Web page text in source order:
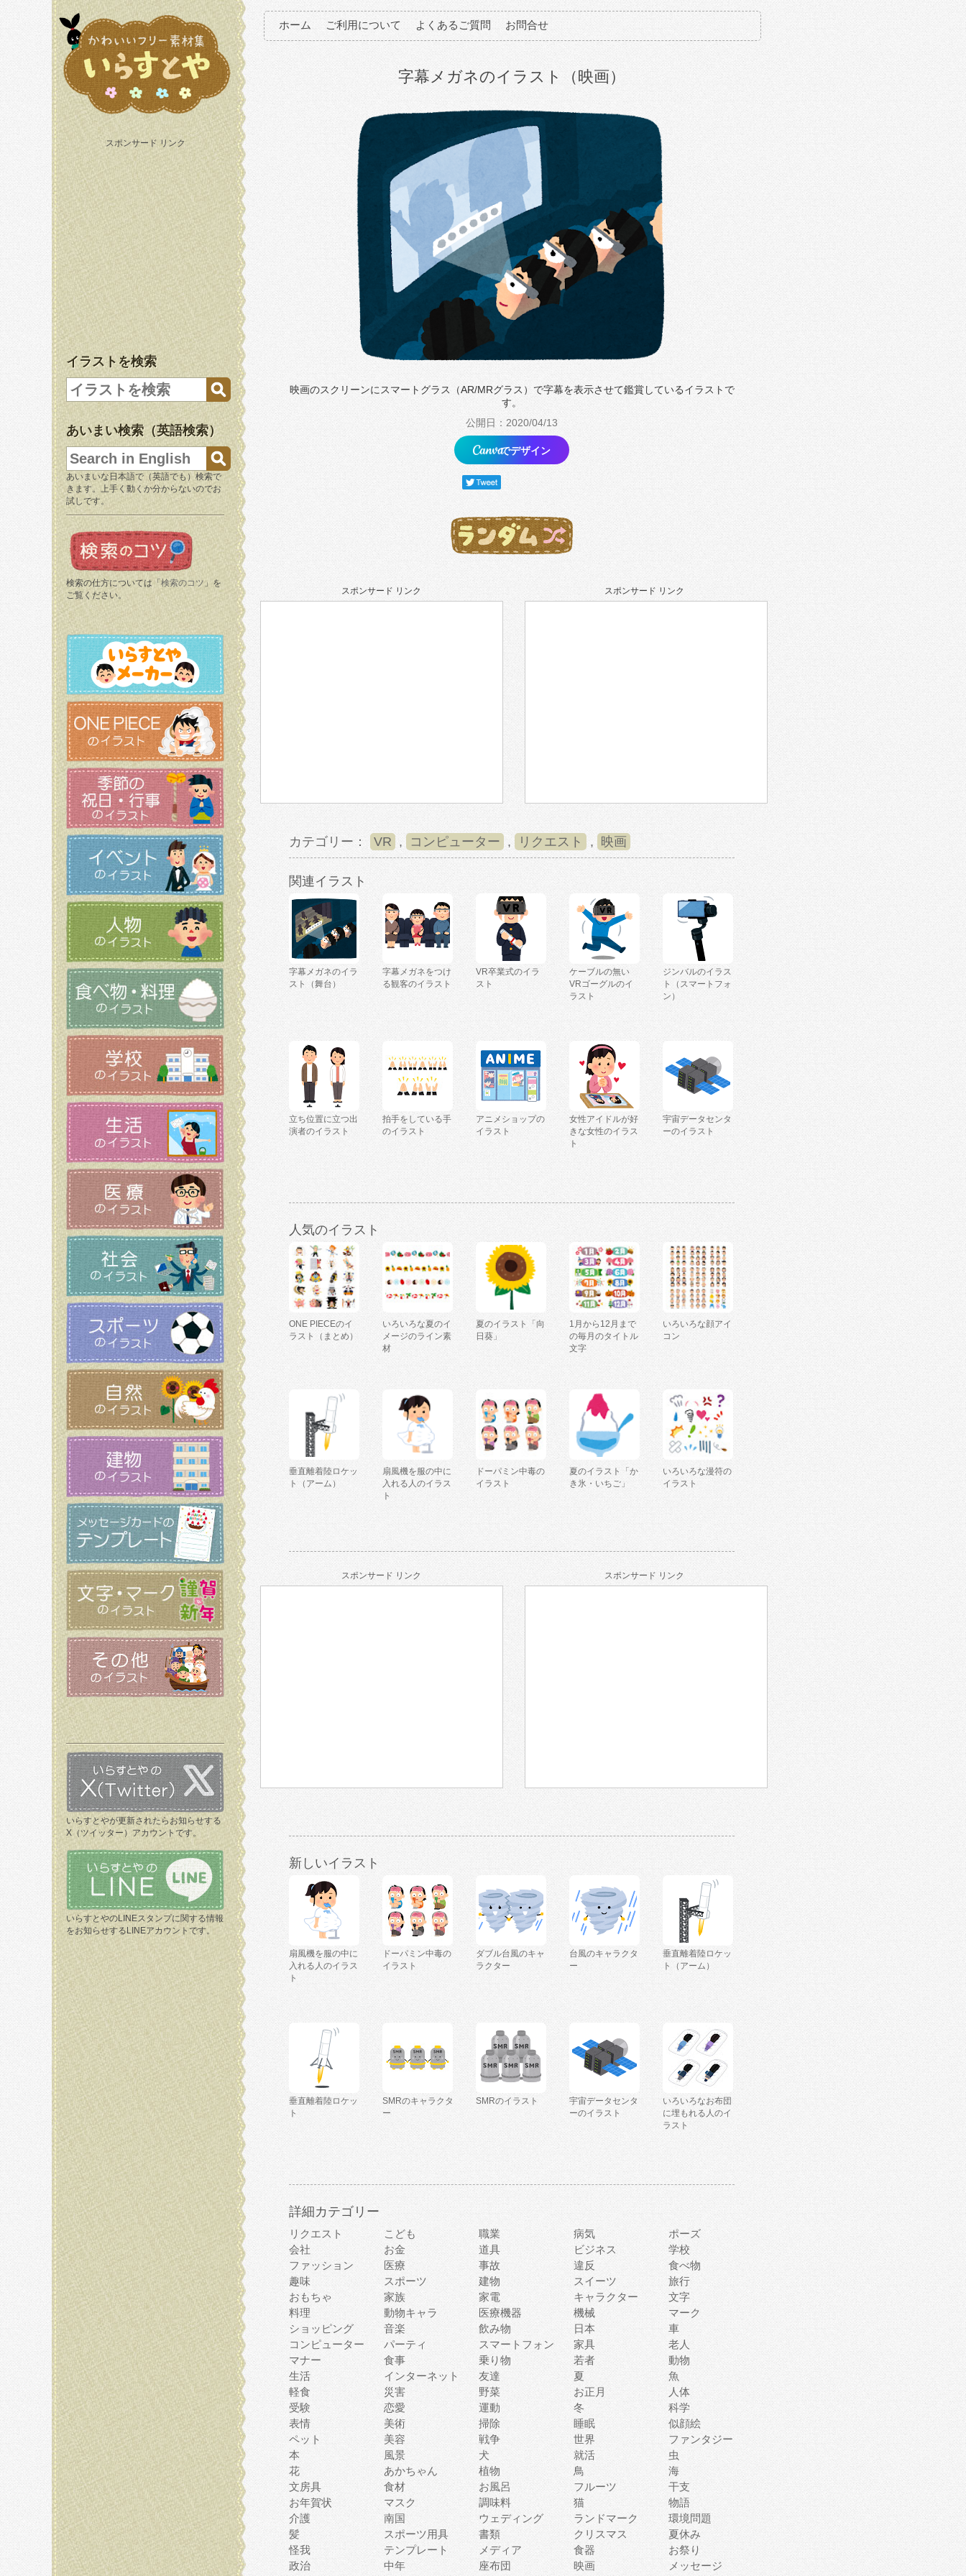
スポンサード リンク
イラストを検索
あいまい検索（英語検索）
あいまいな日本語で（英語でも）検索で
きます。上手く動くか分からないのでお
試しです。
検索の仕方については「 検索のコツ 」を
ご覧ください。
いらすとやが更新されたらお知らせする
X（ツイッター）アカウントです。
いらすとやのLINEスタンプに関する情報
をお知らせするLINEアカウントです。
ホーム ご利用について よくあるご質問 お問合せ
字幕メガネのイラスト（映画）
映画のスクリーンにスマートグラス（AR/MRグラス）で字幕を表示させて鑑賞しているイラストで
す。
公開日：2020/04/13
でデザイン
スポンサード リンク スポンサード リンク
カテゴリー： VR , コンピューター , リクエスト , 映画
関連イラスト
字幕メガネのイラ
スト（舞台）
字幕メガネをつけ
る観客のイラスト
VR卒業式のイラ
スト
ケーブルの無い
VRゴーグルのイ
ラスト
ジンバルのイラス
ト（スマートフォ
ン）
立ち位置に立つ出
演者のイラスト
拍手をしている手
のイラスト
アニメショップの
イラスト
女性アイドルが好
きな女性のイラス
ト
宇宙データセンタ
ーのイラスト
人気のイラスト
ONE PIECEのイ
ラスト（まとめ）
いろいろな夏のイ
メージのライン素
材
夏のイラスト「向
日葵」
1月から12月まで
の毎月のタイトル
文字
いろいろな顔アイ
コン
垂直離着陸ロケッ
ト（アーム）
扇風機を服の中に
入れる人のイラス
ト
ドーパミン中毒の
イラスト
夏のイラスト「か
き氷・いちご」
いろいろな漫符の
イラスト
スポンサード リンク スポンサード リンク
新しいイラスト
扇風機を服の中に
入れる人のイラス
ト
ドーパミン中毒の
イラスト
ダブル台風のキャ
ラクター
台風のキャラクタ
ー
垂直離着陸ロケッ
ト（アーム）
垂直離着陸ロケッ
ト
SMRのキャラクタ
ー
SMRのイラスト
宇宙データセンタ
ーのイラスト
いろいろなお布団
に埋もれる人のイ
ラスト
詳細カテゴリー
リクエスト こども 職業 病気
ポーズ
会社
お金 道具 ビジネス
学校
ファッション
医療 事故 違反
食べ物
趣味
スポーツ 建物 スイーツ
旅行
おもちゃ
家族 家電 キャラクター
文字
料理
動物キャラ 医療機器 機械
マーク
ショッピング
音楽 飲み物 日本
車
コンピューター
パーティ スマートフォン 家具
老人
マナー
食事 乗り物 若者
動物
生活
インターネット 友達 夏
魚
軽食
災害 野菜 お正月
人体
受験
恋愛 運動 冬
科学
表情
美術 掃除 睡眠
似顔絵
ペット
美容 戦争 世界
ファンタジー
本
風景 犬 就活
虫
花
あかちゃん 植物 鳥
海
文房具
食材 お風呂 フルーツ
干支
お年賀状
マスク 調味料 猫
物語
介護
南国 ウェディング ランドマーク
環境問題
髪
スポーツ用具 書類 クリスマス
夏休み
怪我
テンプレート メディア 食器
お祭り
政治
中年 座布団 映画
メッセージ